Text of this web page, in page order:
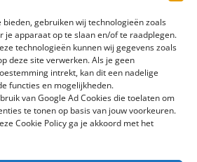
gebruiken wij technologieën zoals
je apparaat op te slaan en/of te raadplegen.
technologieën kunnen wij gegevens zoals
deze site verwerken. Als je geen
intrekt, kan dit een nadelige
functies en mogelijkheden.
van Google Ad Cookies die toelaten om
te tonen op basis van jouw voorkeuren.
Cookie Policy ga je akkoord met het